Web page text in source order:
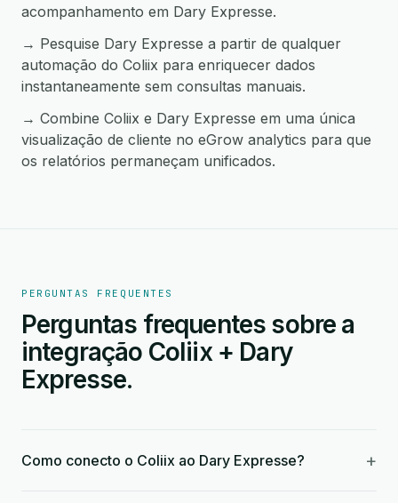
acompanhamento em Dary Expresse.
→ Pesquise Dary Expresse a partir de qualquer
automação do Coliix para enriquecer dados
instantaneamente sem consultas manuais.
→ Combine Coliix e Dary Expresse em uma única
visualização de cliente no eGrow analytics para que
os relatórios permaneçam unificados.
PERGUNTAS FREQUENTES
Perguntas frequentes sobre a
integração Coliix + Dary
Expresse.
Como conecto o Coliix ao Dary Expresse? +